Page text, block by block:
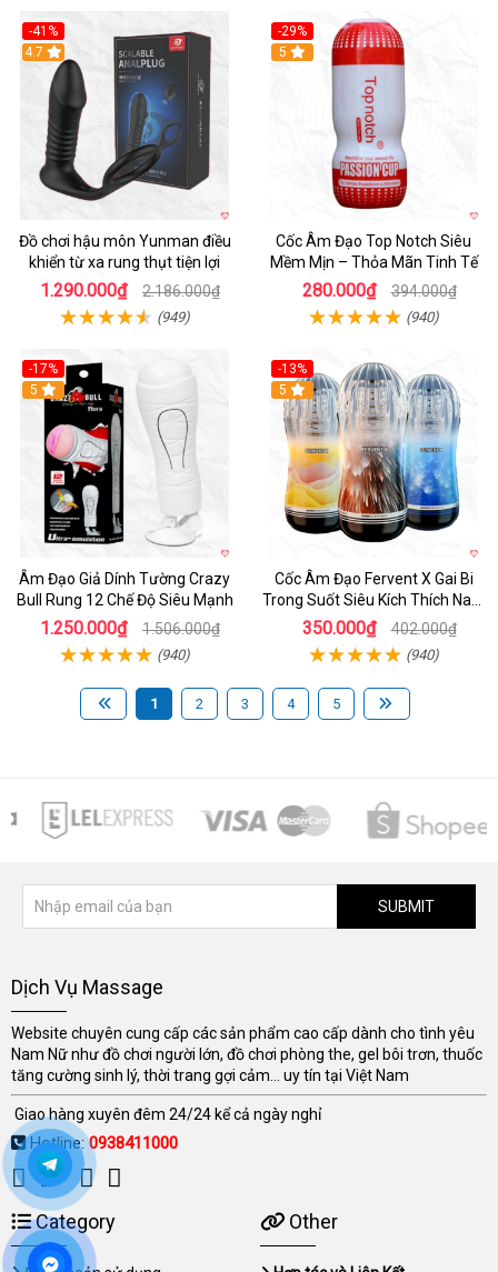
-41%
Hot
4.7
Đồ chơi hậu môn Yunman điều
khiển từ xa rung thụt tiện lợi
1.290.000₫ 2.186.000₫
(949)
-29%
5
Cốc Âm Đạo Top Notch Siêu
Mềm Mịn – Thỏa Mãn Tinh Tế
280.000₫ 394.000₫
(940)
-17%
5
Âm Đạo Giả Dính Tường Crazy
Bull Rung 12 Chế Độ Siêu Mạnh
1.250.000₫ 1.506.000₫
(940)
-13%
Hot
5
Cốc Âm Đạo Fervent X Gai Bi
Trong Suốt Siêu Kích Thích Nam
Giới
350.000₫ 402.000₫
(940)
1 2 3 4 5
SUBMIT
Dịch Vụ Massage
Website chuyên cung cấp các sản phẩm cao cấp dành cho tình yêu
Nam Nữ như đồ chơi người lớn, đồ chơi phòng the, gel bôi trơn, thuốc
tăng cường sinh lý, thời trang gợi cảm... uy tín tại Việt Nam
Giao hàng xuyên đêm 24/24 kể cả ngày nghỉ
Hotline:0938411000
Category Other